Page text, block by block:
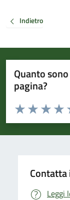
Indietro
Quanto
pagina?
Valuta da 1 a 5
Valuta
Valuta 2
Valuta 1 stelle
Leggi